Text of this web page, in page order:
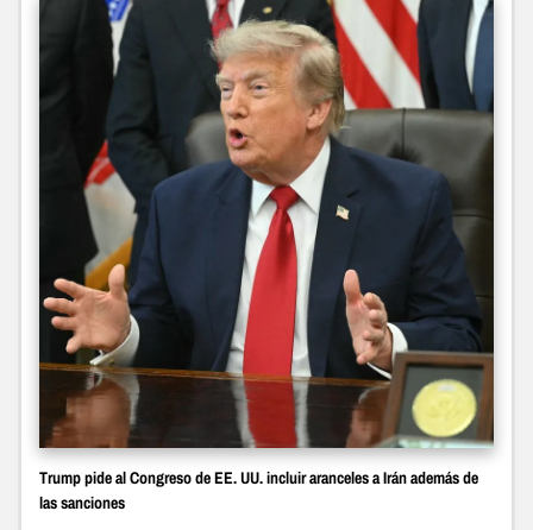
Trump pide al Congreso de EE. UU. incluir aranceles a Irán además de
las sanciones